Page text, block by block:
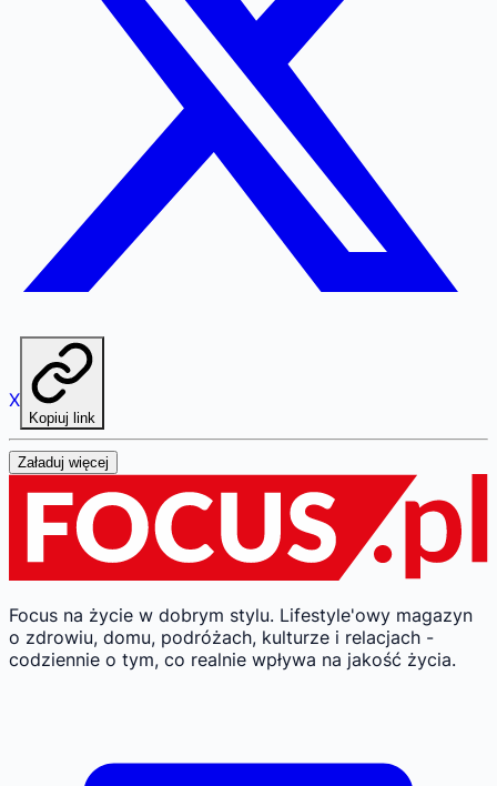
X
Kopiuj link
Załaduj więcej
Focus na życie w dobrym stylu. Lifestyle'owy magazyn
o zdrowiu, domu, podróżach, kulturze i relacjach -
codziennie o tym, co realnie wpływa na jakość życia.